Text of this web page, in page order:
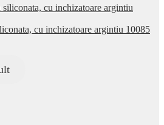
cu inchizatoare argintiu 10085